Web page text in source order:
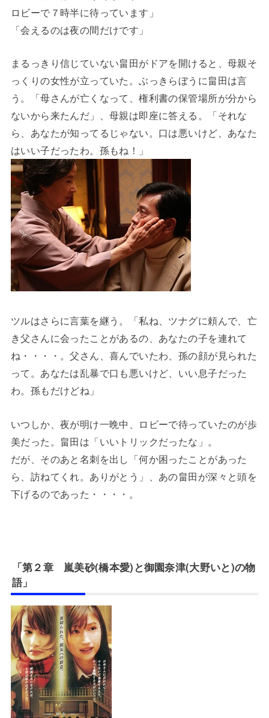
ロビーで７時半に待っています」
「会えるのは夜の間だけです」
まるっきり信じていない畠田がドアを開けると、母親そ
っくりの女性が立っていた。ぶっきらぼうに畠田は言
う。「母さんが亡くなって、権利書の保管場所が分から
ないから来たんだ」、母親は即座に答える。「それな
ら、あなたが知ってるじゃない。口は悪いけど、あなた
はいい子だったわ。孫もね！」
ツルはさらに言葉を継う。「私ね、ツナグに頼んで、亡
き父さんに会ったことがあるの、あなたの子を連れて
ね・・・・。父さん、喜んでいたわ、孫の顔が見られた
って。あなたは乱暴で口も悪いけど、いい息子だった
わ。孫もだけどね」
いつしか、夜が明け一晩中、ロビーで待っていたのが歩
美だった。畠田は「いいトリックだったな」。
だが、そのあと名刺を出し「何か困ったことがあった
ら、訪ねてくれ。ありがとう」、あの畠田が深々と頭を
下げるのであった・・・・。
「第２章 嵐美砂(橋本愛)と御園奈津(大野いと)の物
語」